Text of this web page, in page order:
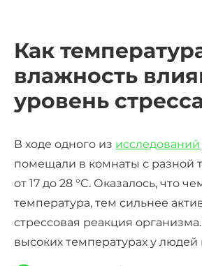
Как
влажность
уровень
В ходе одного из исследований
помещали в комнаты с разной
от 17 до 28 °C. Оказалось, что
температура, тем сильнее
стрессовая реакция
высоких температурах у